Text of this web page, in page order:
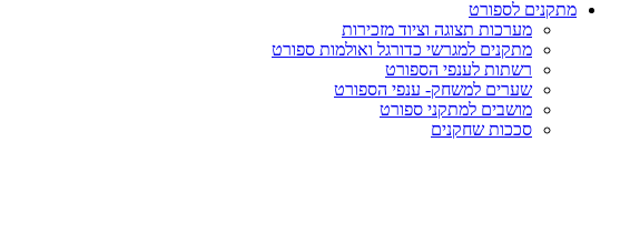
מתקנים לספורט
מערכות תצוגה וציוד מזכירות
מתקנים למגרשי כדורגל ואולמות ספורט
רשתות לענפי הספורט
שערים למשחק- ענפי הספורט
מושבים למתקני ספורט
סככות שחקנים